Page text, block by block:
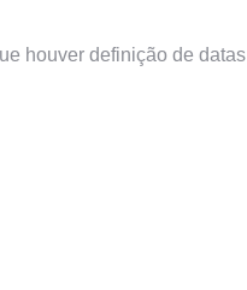
houver definição de datas